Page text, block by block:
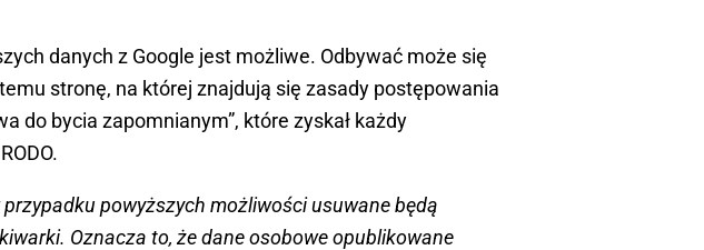
danych z Google jest możliwe. Odbywać może się
stronę, na której znajdują się zasady postępowania
do bycia zapomnianym”, które zyskał każdy
powyższych możliwości usuwane będą
Oznacza to, że dane osobowe opublikowane